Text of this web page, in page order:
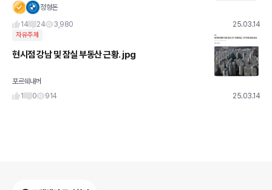
는 외관에 삼각별 패턴이 무려 143개나 적용되어 있답니다 전장 4,7
정형돈
14
24 3,980 25.03.14
자유주제
현시점 강남 및 잠실 부동산 근황. jpg
포르쉐내꺼
1
0 914 25.03.14